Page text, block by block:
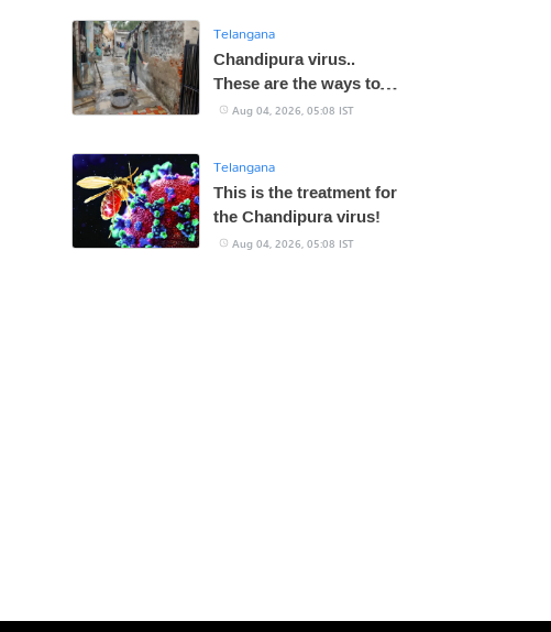
Telangana
Chandipura virus..
These are the ways to
prevent it!
Aug 04, 2026, 05:08 IST
Telangana
This is the treatment for
the Chandipura virus!
Aug 04, 2026, 05:08 IST